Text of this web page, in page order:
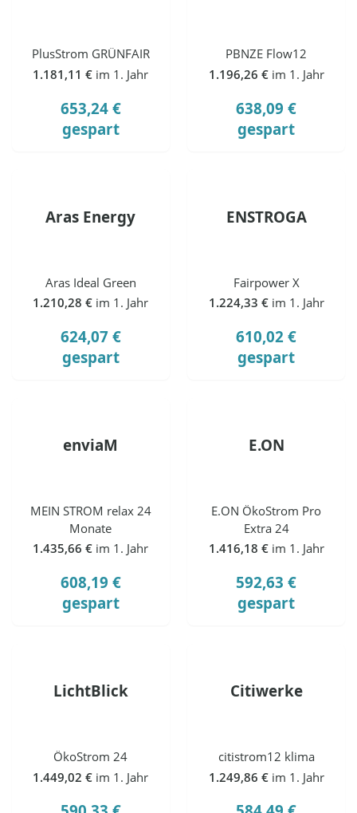
PlusStrom GRÜNFAIR
1.181,11 € im 1. Jahr
653,24 €
gespart
PBNZE Flow12
1.196,26 € im 1. Jahr
638,09 €
gespart
Aras Energy
Aras Ideal Green
1.210,28 € im 1. Jahr
624,07 €
gespart
ENSTROGA
Fairpower X
1.224,33 € im 1. Jahr
610,02 €
gespart
enviaM
MEIN STROM relax 24
Monate
1.435,66 € im 1. Jahr
608,19 €
gespart
E.ON
E.ON ÖkoStrom Pro
Extra 24
1.416,18 € im 1. Jahr
592,63 €
gespart
LichtBlick
ÖkoStrom 24
1.449,02 € im 1. Jahr
Citiwerke
citistrom12 klima
1.249,86 € im 1. Jahr